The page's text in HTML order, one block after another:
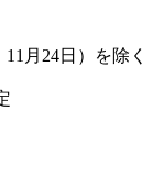
月24日）を除く